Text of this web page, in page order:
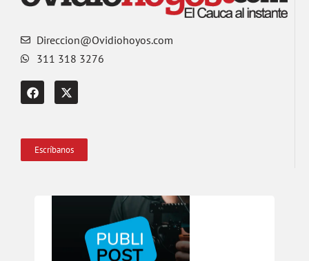
Direccion@Ovidiohoyos.com
311 318 3276
Escríbanos